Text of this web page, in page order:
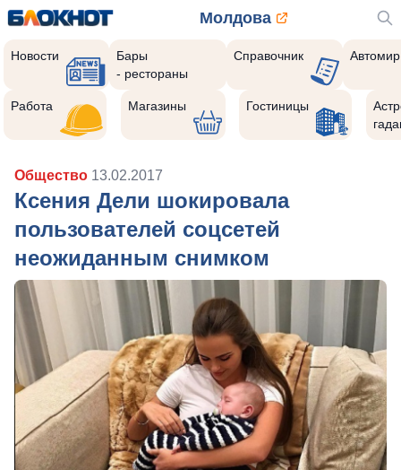
Молдова
Новости
Бары
- рестораны
Справочник Автомир
Работа Магазины Гостиницы
Общество 13.02.2017
Ксения Дели шокировала
пользователей соцсетей
неожиданным снимком